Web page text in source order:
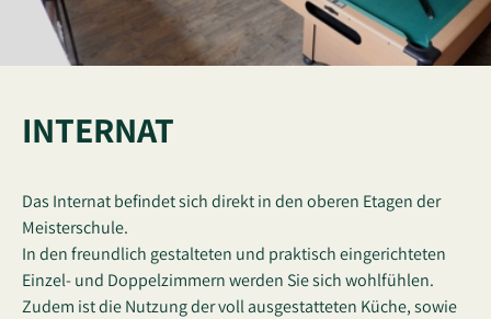
INTERNAT
Das Internat befindet sich direkt in den oberen Etagen der
Meisterschule.
In den freundlich gestalteten und praktisch eingerichteten
Einzel- und Doppelzimmern werden Sie sich wohlfühlen.
Zudem ist die Nutzung der voll ausgestatteten Küche, sowie